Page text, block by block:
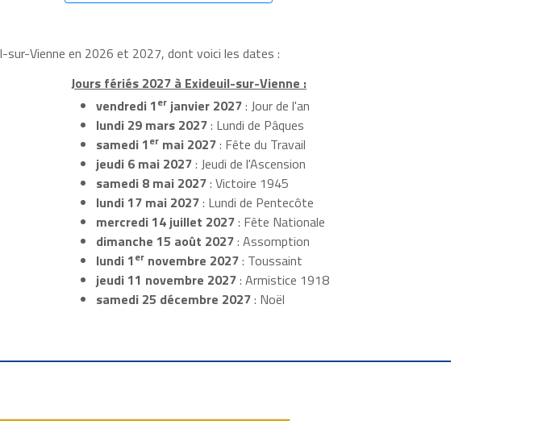
sur-Vienne en 2026 et 2027, dont voici les dates :
Jours fériés 2027 à Exideuil-sur-Vienne :
vendredi 1erjanvier 2027: Jour de l'an
lundi 29 mars 2027: Lundi de Pâques
samedi 1ermai 2027: Fête du Travail
jeudi 6 mai 2027: Jeudi de l'Ascension
samedi 8 mai 2027: Victoire 1945
lundi 17 mai 2027: Lundi de Pentecôte
mercredi 14 juillet 2027: Fête Nationale
dimanche 15 août 2027: Assomption
lundi 1ernovembre 2027: Toussaint
jeudi 11 novembre 2027: Armistice 1918
samedi 25 décembre 2027: Noël